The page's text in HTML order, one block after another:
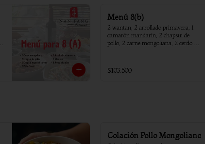
Menú 8(b)
2 wantan, 2 arrollado primavera, 1
camarón mandarín, 2 chapsui de
pollo, 2 carne mongoliana, 2 cerdo
$103.500
Colación Pollo Mongoliano